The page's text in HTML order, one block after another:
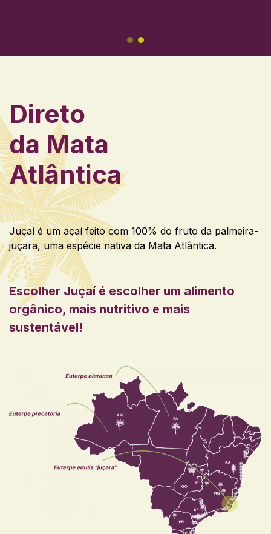
Direto
da Mata
Atlântica
Juçaí é um açaí feito com 100% do fruto da palmeira-
juçara, uma espécie nativa da Mata Atlântica.
Escolher Juçaí é escolher um alimento
orgânico, mais nutritivo e mais
sustentável!